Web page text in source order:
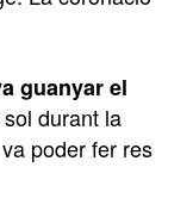
guanyar el
sol durant la
poder fer res